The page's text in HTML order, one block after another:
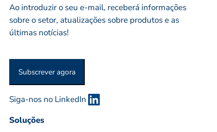
o
*
E
S
A
U
R
G
N
Ao introduzir o seu e-mail, receberá informações
sobre o setor, atualizações sobre produtos e as
últimas notícias!
Subscrever agora
Siga-nos no LinkedIn
Soluções